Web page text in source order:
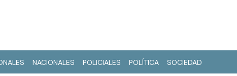
NACIONALES POLICIALES POLÍTICA SOCIEDAD